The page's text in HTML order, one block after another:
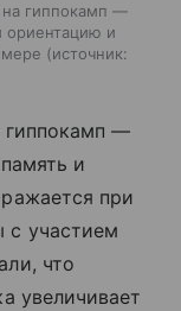
на гиппокамп —
ориентацию и
источник:
гиппокамп —
и
при
с участием
что
увеличивает